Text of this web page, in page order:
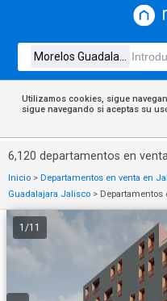
Utilizamos cookies, sigue
sigue navegando si aceptas su
6,120 departamentos en
Inicio > Departamentos en venta en
Guadalajara Jalisco > Departamentos
1 /11